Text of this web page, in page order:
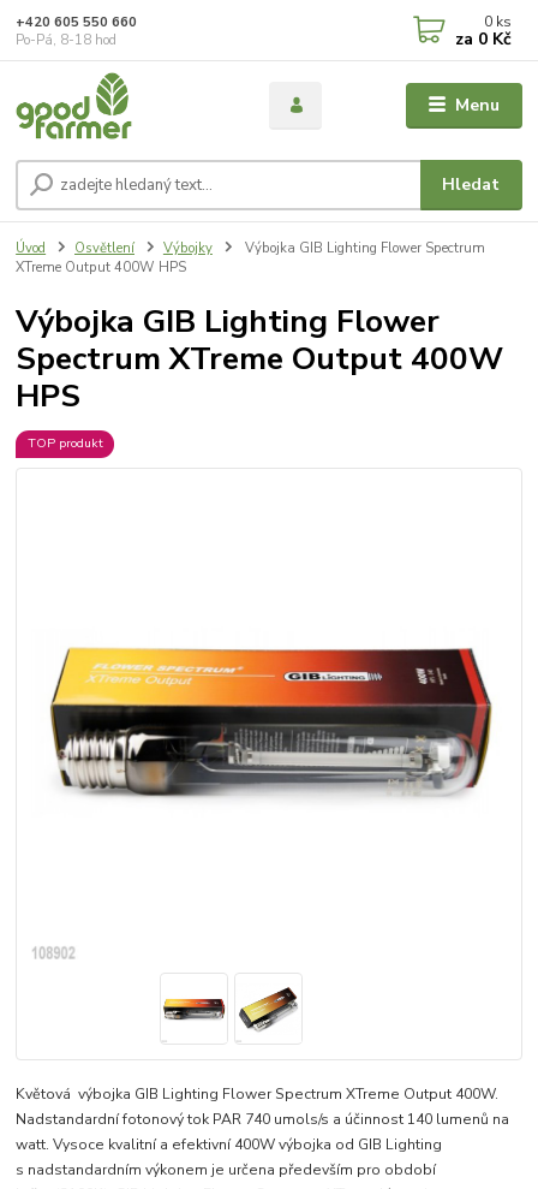
Menu
Hledat
+420 605 550 660
Po-Pá, 8-18 hod
0 ks
za 0 Kč
Úvod Osvětlení Výbojky
Výbojka GIB Lighting Flower Spectrum
XTreme Output 400W HPS
Výbojka GIB Lighting Flower
Spectrum XTreme Output 400W
HPS
TOP produkt
Květová výbojka GIB Lighting Flower Spectrum XTreme Output 400W.
Nadstandardní fotonový tok PAR 740 umols/s a účinnost 140 lumenů na
watt. Vysoce kvalitní a efektivní 400W výbojka od GIB Lighting
s nadstandardním výkonem je určena především pro období